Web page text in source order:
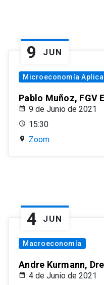
9 JUN
Microeconomía
Pablo Muñoz, FGV
9 de Junio de 2021
15:30
Zoom
4 JUN
Macroeconomía
Andre Kurmann,
4 de Junio de 2021